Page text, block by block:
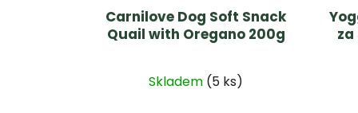
Carnilove Dog Soft Snack
Quail with Oregano 200g
Skladem (5 ks)